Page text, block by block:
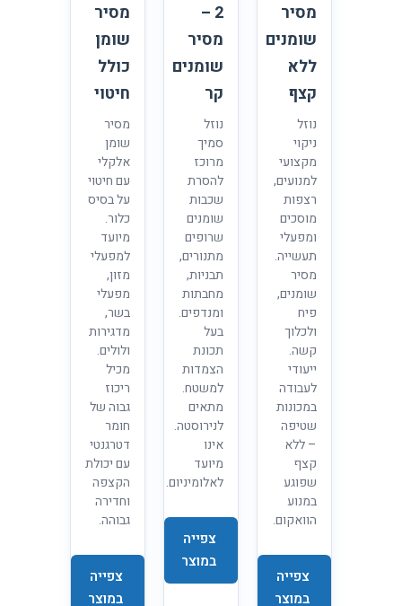
מסיר
שומנים
ללא
קצף
נוזל
ניקוי
מקצועי
למנועים,
רצפות
מוסכים
ומפעלי
תעשייה.
מסיר
שומנים,
פיח
ולכלוך
קשה.
ייעודי
לעבודה
במכונות
שטיפה
– ללא
קצף
שפוגע
במנוע
הוואקום.
צפייה
במוצר
2 –
מסיר
שומנים
קר
נוזל
סמיך
מרוכז
להסרת
שכבות
שומנים
שרופים
מתנורים,
תבניות,
מחבתות
ומנדפים.
בעל
תכונת
הצמדות
למשטח.
מתאים
לנירוסטה.
אינו
מיועד
לאלומיניום.
צפייה
במוצר
מסיר
שומן
כולל
חיטוי
מסיר
שומן
אלקלי
עם חיטוי
על בסיס
כלור.
מיועד
למפעלי
מזון,
מפעלי
בשר,
מדגירות
ולולים.
מכיל
ריכוז
גבוה של
חומר
דטרגנטי
עם יכולת
הקצפה
וחדירה
גבוהה.
צפייה
במוצר